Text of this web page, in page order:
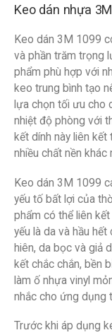
Keo dán nhựa
Keo dán 3M 1099
và phần trăm trọng
phẩm phù hợp với
keo trung bình tạo
lựa chọn tối ưu cho
nhiệt độ phòng với
kết dính này liên
nhiều chất nền khác
Keo dán 3M 1099
yếu tố bất lợi của
phẩm có thể liên
yếu là da và hầu
hiên, da bọc và giả
kết chắc chắn, bền
làm ố nhựa vinyl
nhắc cho ứng dụng
Trước khi áp dụng